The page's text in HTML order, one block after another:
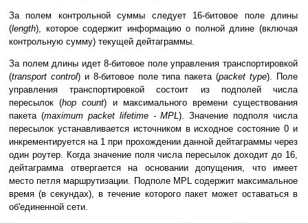
За полем контрольной суммы следует 16-битовое поле длины
(length), которое содержит информацию о полной длине (включая
контрольную сумму) текущей дейтаграммы.
За полем длины идет 8-битовое поле управления транспортировкой
(transport control) и 8-битовое поле типа пакета (packet type). Поле
управления транспортировкой состоит из подполей числа
пересылок (hop count) и максимального времени существования
пакета (maximum packet lifetime - MPL). Значение подполя числа
пересылок устанавливается источником в исходное состояние 0 и
инкрементируется на 1 при прохождении данной дейтаграммы через
один роутер. Когда значение поля числа пересылок доходит до 16,
дейтаграмма отвергается на основании допущения, что имеет
место петля маршрутизации. Подполе MPL содержит максимальное
время (в секундах), в течение которого пакет может оставаться в
об'единенной сети.